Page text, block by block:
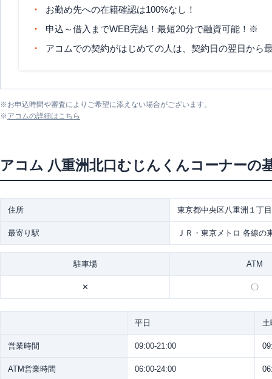
お勤め先への在籍確認は100%なし！
申込～借入までWEB完結！最短20分で融資可能！※
アコムでの契約がはじめての人は、契約日の翌日から
※お申込時間や審査によりご希望に添えない場合がございます。
※アコムの詳細はこちら
アコム 八重洲北口むじんくんコーナーの
住所 東京都中央区八重洲１丁
最寄り駅 ＪＲ・東京メトロ 各線の
駐車場 ATM
✕ 〇
平日 土
営業時間 09:00-21:00
ATM営業時間 06:00-24:00